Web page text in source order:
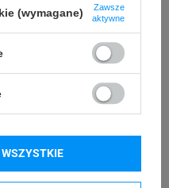
Platz 1
Norderstedt
Platz 1
Norderstedt
(wymagane)
Zawsze
aktywne